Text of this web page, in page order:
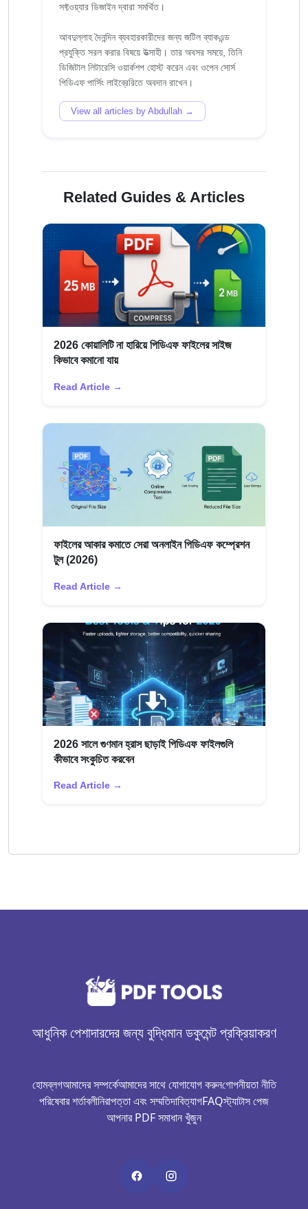
সফ্টওয়্যার ডিজাইন দ্বারা সমর্থিত।
আবদুল্লাহ দৈনন্দিন ব্যবহারকারীদের জন্য জটিল ব্যাকএন্ড
প্রযুক্তি সরল করার বিষয়ে উত্সাহী। তার অবসর সময়ে, তিনি
ডিজিটাল লিটারেসি ওয়ার্কশপ হোস্ট করেন এবং ওপেন সোর্স
View all articles by Abdullah →
Related Guides & Articles
2026 কোয়ালিটি না হারিয়ে পিডিএফ ফাইলের সাইজ
কিভাবে কমানো যায়
Read Article →
ফাইলের আকার কমাতে সেরা অনলাইন পিডিএফ কম্প্রেশন
টুল (2026)
Read Article →
2026 সালে গুণমান হ্রাস ছাড়াই পিডিএফ ফাইলগুলি
কীভাবে সংকুচিত করবেন
Read Article →
আধুনিক পেশাদারদের জন্য বুদ্ধিমান ডকুমেন্ট প্রক্রিয়াকরণ
হোমব্লগআমাদের সম্পর্কেআমাদের সাথে যোগাযোগ করুনগোপনীয়তা নীতি
পরিষেবার শর্তাবলীনিরাপত্তা এবং সম্মতিদাবিত্যাগFAQস্ট্যাটাস পেজ
আপনার PDF সমাধান খুঁজুন